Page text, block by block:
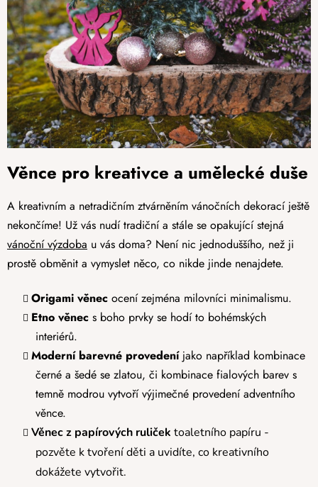
Věnce pro kreativce a umělecké duše
A kreativním a netradičním ztvárněním vánočních dekorací ještě
nekončíme! Už vás nudí tradiční a stále se opakující stejná
vánoční výzdoba u vás doma? Není nic jednoduššího, než ji
prostě obměnit a vymyslet něco, co nikde jinde nenajdete.
Origami věnec ocení zejména milovníci minimalismu.
Etno věnec s boho prvky se hodí to bohémských
interiérů.
Moderní barevné provedeníjako například kombinace
černé a šedé se zlatou, či kombinace fialových barev s
temně modrou vytvoří výjimečné provedení adventního
věnce.
Věnec z papírových ruliček toaletního papíru -
pozvěte k tvoření děti a uvidíte, co kreativního
dokážete vytvořit.